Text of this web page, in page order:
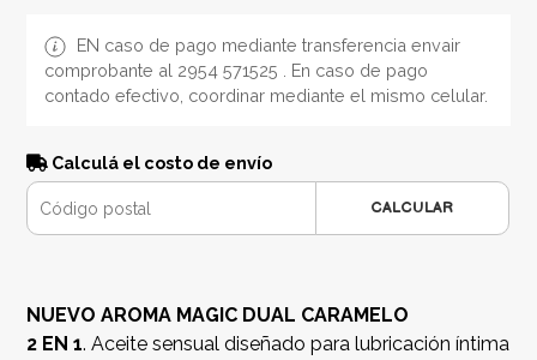
EN caso de pago mediante transferencia envair
comprobante al 2954 571525 . En caso de pago
contado efectivo, coordinar mediante el mismo celular.
Calculá el costo de envío
CALCULAR
NUEVO AROMA MAGIC DUAL CARAMELO
2 EN 1. Aceite sensual diseñado para lubricación íntima